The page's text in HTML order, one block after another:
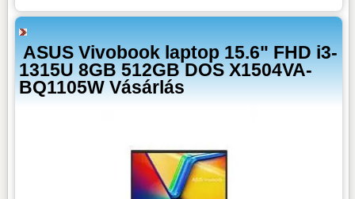
ASUS Vivobook laptop 15.6" FHD i3-
1315U 8GB 512GB DOS X1504VA-
BQ1105W Vásárlás